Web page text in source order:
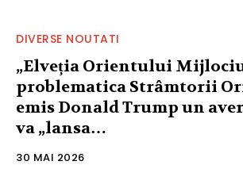
DIVERSE NOUTATI
„Elveția Orientului
problematica Strâmtorii
emis Donald Trump un
va „lansa…
30 MAI 2026